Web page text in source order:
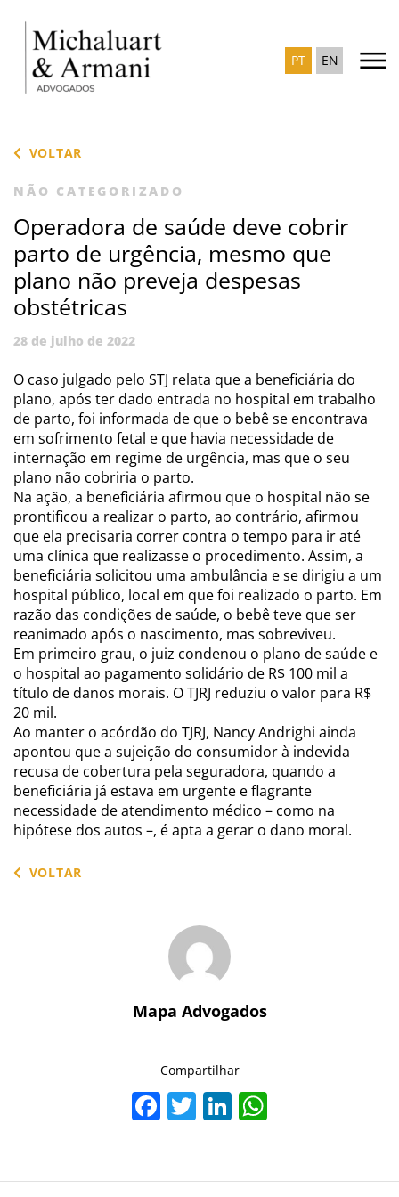
PT EN
VOLTAR
NÃO CATEGORIZADO
Operadora de saúde deve cobrir
parto de urgência, mesmo que
plano não preveja despesas
obstétricas
28 de julho de 2022
O caso julgado pelo STJ relata que a beneficiária do
plano, após ter dado entrada no hospital em trabalho
de parto, foi informada de que o bebê se encontrava
em sofrimento fetal e que havia necessidade de
internação em regime de urgência, mas que o seu
plano não cobriria o parto.
Na ação, a beneficiária afirmou que o hospital não se
prontificou a realizar o parto, ao contrário, afirmou
que ela precisaria correr contra o tempo para ir até
uma clínica que realizasse o procedimento. Assim, a
beneficiária solicitou uma ambulância e se dirigiu a um
hospital público, local em que foi realizado o parto. Em
razão das condições de saúde, o bebê teve que ser
reanimado após o nascimento, mas sobreviveu.
Em primeiro grau, o juiz condenou o plano de saúde e
o hospital ao pagamento solidário de R$ 100 mil a
título de danos morais. O TJRJ reduziu o valor para R$
20 mil.
Ao manter o acórdão do TJRJ, Nancy Andrighi ainda
apontou que a sujeição do consumidor à indevida
recusa de cobertura pela seguradora, quando a
beneficiária já estava em urgente e flagrante
necessidade de atendimento médico – como na
hipótese dos autos –, é apta a gerar o dano moral.
VOLTAR
Mapa Advogados
Compartilhar
Facebook
TwitterLinkedIn